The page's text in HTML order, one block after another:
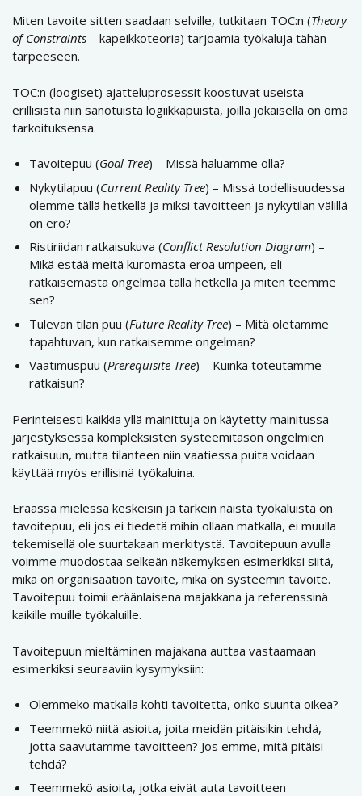
Miten tavoite sitten saadaan selville, tutkitaan TOC:n (Theory
of Constraints – kapeikkoteoria) tarjoamia työkaluja tähän
tarpeeseen.
TOC:n (loogiset) ajatteluprosessit koostuvat useista
erillisistä niin sanotuista logiikkapuista, joilla jokaisella on oma
tarkoituksensa.
Tavoitepuu (Goal Tree) – Missä haluamme olla?
Nykytilapuu (Current Reality Tree) – Missä todellisuudessa
olemme tällä hetkellä ja miksi tavoitteen ja nykytilan välillä
on ero?
Ristiriidan ratkaisukuva (Conflict Resolution Diagram) –
Mikä estää meitä kuromasta eroa umpeen, eli
ratkaisemasta ongelmaa tällä hetkellä ja miten teemme
sen?
Tulevan tilan puu (Future Reality Tree) – Mitä oletamme
tapahtuvan, kun ratkaisemme ongelman?
Vaatimuspuu (Prerequisite Tree) – Kuinka toteutamme
ratkaisun?
Perinteisesti kaikkia yllä mainittuja on käytetty mainitussa
järjestyksessä kompleksisten systeemitason ongelmien
ratkaisuun, mutta tilanteen niin vaatiessa puita voidaan
käyttää myös erillisinä työkaluina.
Eräässä mielessä keskeisin ja tärkein näistä työkaluista on
tavoitepuu, eli jos ei tiedetä mihin ollaan matkalla, ei muulla
tekemisellä ole suurtakaan merkitystä. Tavoitepuun avulla
voimme muodostaa selkeän näkemyksen esimerkiksi siitä,
mikä on organisaation tavoite, mikä on systeemin tavoite.
Tavoitepuu toimii eräänlaisena majakkana ja referenssinä
kaikille muille työkaluille.
Tavoitepuun mieltäminen majakana auttaa vastaamaan
esimerkiksi seuraaviin kysymyksiin:
Olemmeko matkalla kohti tavoitetta, onko suunta oikea?
Teemmekö niitä asioita, joita meidän pitäisikin tehdä,
jotta saavutamme tavoitteen? Jos emme, mitä pitäisi
tehdä?
Teemmekö asioita, jotka eivät auta tavoitteen